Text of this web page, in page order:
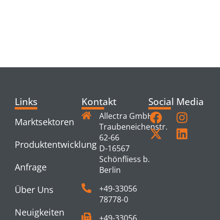
Links
Marktsektoren
Produktentwicklung
Anfrage
Über Uns
Neuigkeiten
Kontakt
Allectra GmbH
Traubeneichenstr.
62-66
D-16567
Schönfliess b.
Berlin
+49-33056
78778-0
Social Media